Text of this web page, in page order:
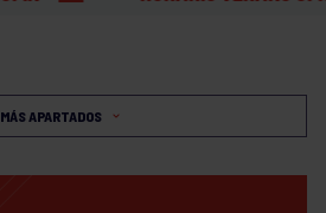
MÁS APARTADOS